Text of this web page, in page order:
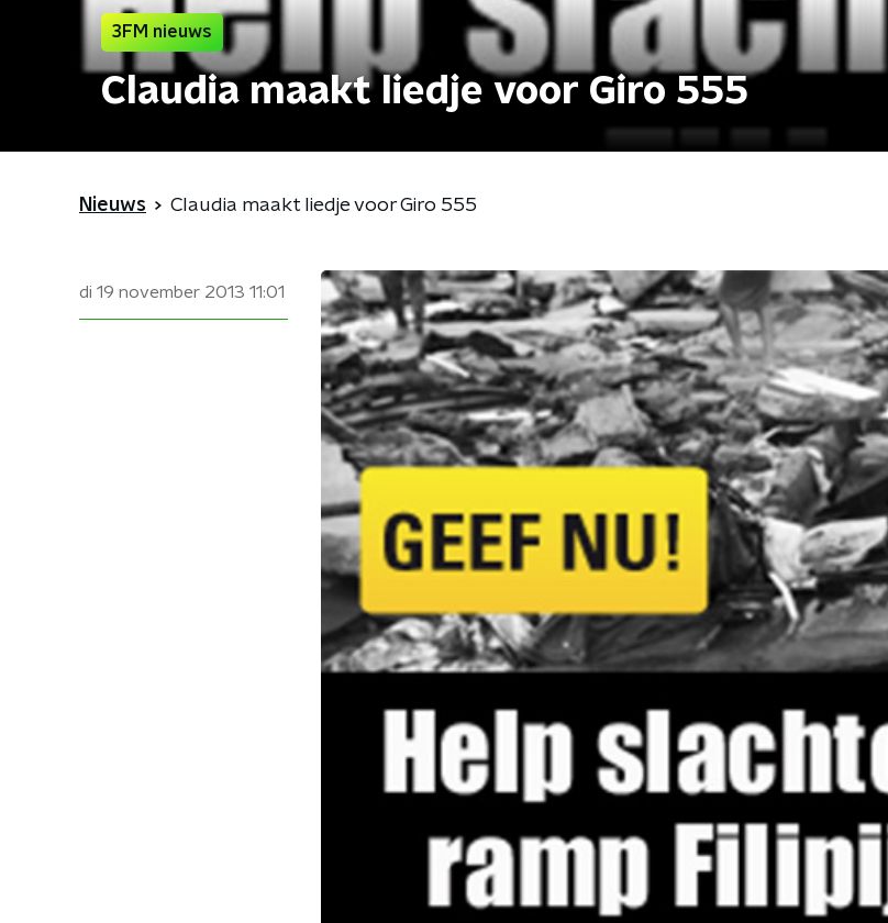
3FM nieuws
Claudia maakt liedje voor Giro 555
Nieuws Claudia maakt liedje voor Giro 555
di 19 november 2013 11:01